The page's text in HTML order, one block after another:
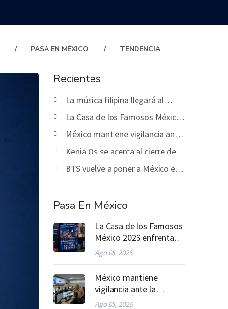
PASA EN MÉXICO TENDENCIA
Recientes
La música filipina llegará al
escenario de la Fórmula 1 en
Singapur
La Casa de los Famosos México
2026 enfrenta una nueva etapa
de nominaciones
México mantiene vigilancia ante
la actividad sísmica registrada
este miércoles
Kenia Os se acerca al cierre de
su K de Karma Tour
BTS vuelve a poner a México en
Pasa En México
La Casa de los Famosos
México 2026 enfrenta
una nueva etapa de
Ago 05, 2026
México mantiene
vigilancia ante la
actividad sísmica
Ago 05, 2026